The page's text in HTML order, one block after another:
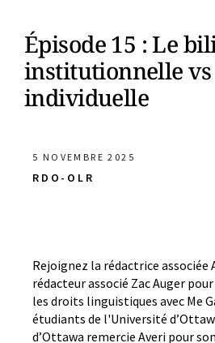
Épisode 15 : Le
institutionnelle vs
individuelle
5 NOVEMBRE 2025
RDO-OLR
Rejoignez la rédactrice associée
rédacteur associé Zac Auger
les droits linguistiques avec Me
étudiants de l'Université
d’Ottawa remercie Averi pour